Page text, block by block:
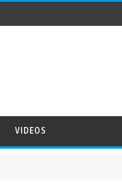
VIDEOS